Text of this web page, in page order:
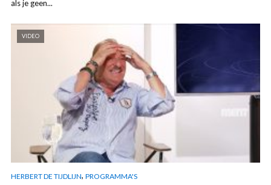
als je geen...
VIDEO
HERBERT DE TIJDLIJN, PROGRAMMA'S